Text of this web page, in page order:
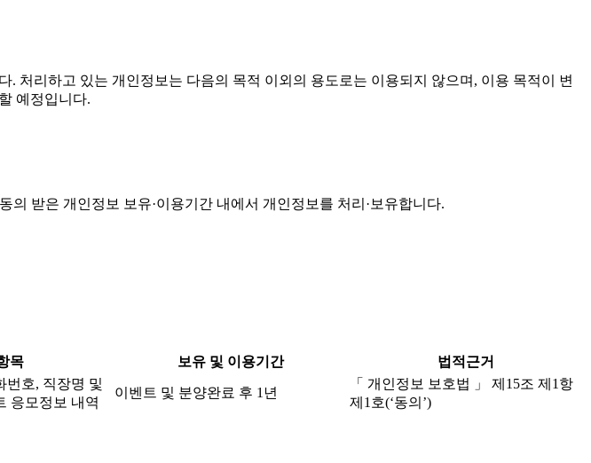
처리하고 있는 개인정보는 다음의 목적 이외의 용도로는 이용되지 않으며, 이용 목적이 변
예정입니다.
받은 개인정보 보유·이용기간 내에서 개인정보를 처리·보유합니다.
목 보유 및 이용기간 법적근거
번호, 직장명 및
응모정보 내역
이벤트 및 분양완료 후 1년
「 개인정보 보호법 」 제15조 제1항
제1호(‘동의’)